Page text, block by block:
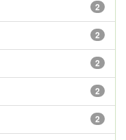
2
2
2
2
2